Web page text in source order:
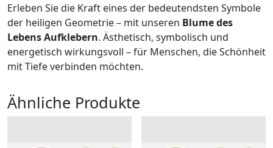
Erleben Sie die Kraft eines der bedeutendsten Symbole
der heiligen Geometrie – mit unseren Blume des
Lebens Aufklebern. Ästhetisch, symbolisch und
energetisch wirkungsvoll – für Menschen, die Schönheit
mit Tiefe verbinden möchten.
Ähnliche Produkte